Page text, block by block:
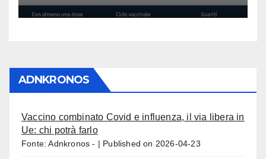
ADNKRONOS
Vaccino combinato Covid e influenza, il via libera in
Ue: chi potrà farlo
Fonte: Adnkronos - Published on 2026-04-23